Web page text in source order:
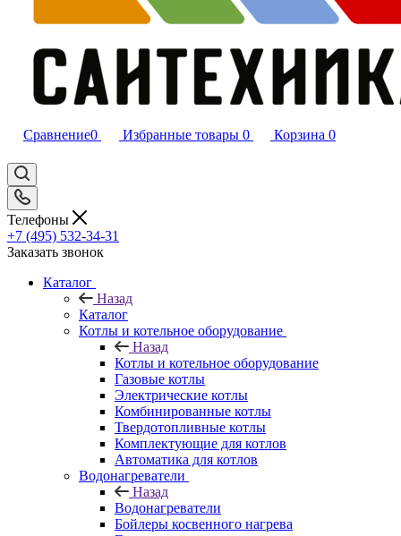
Сравнение0 Избранные товары 0 Корзина 0
Телефоны
+7 (495) 532‑34‑31
Заказать звонок
Каталог
Назад
Каталог
Котлы и котельное оборудование
Назад
Котлы и котельное оборудование
Газовые котлы
Электрические котлы
Комбинированные котлы
Твердотопливные котлы
Комплектующие для котлов
Автоматика для котлов
Водонагреватели
Назад
Водонагреватели
Бойлеры косвенного нагрева